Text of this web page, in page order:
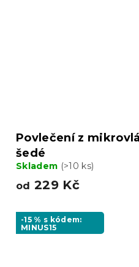
Povlečení z
šedé
Skladem (>10 ks)
od 229 Kč
-15 % s kódem:
MINUS15